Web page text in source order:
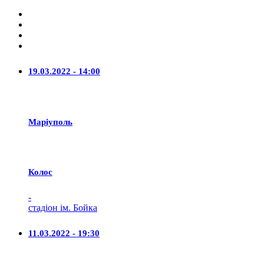
19.03.2022 - 14:00
Маріуполь
Колос
-
стадіон ім. Бойка
11.03.2022 - 19:30